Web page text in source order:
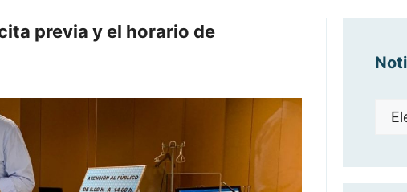
previa y el horario de